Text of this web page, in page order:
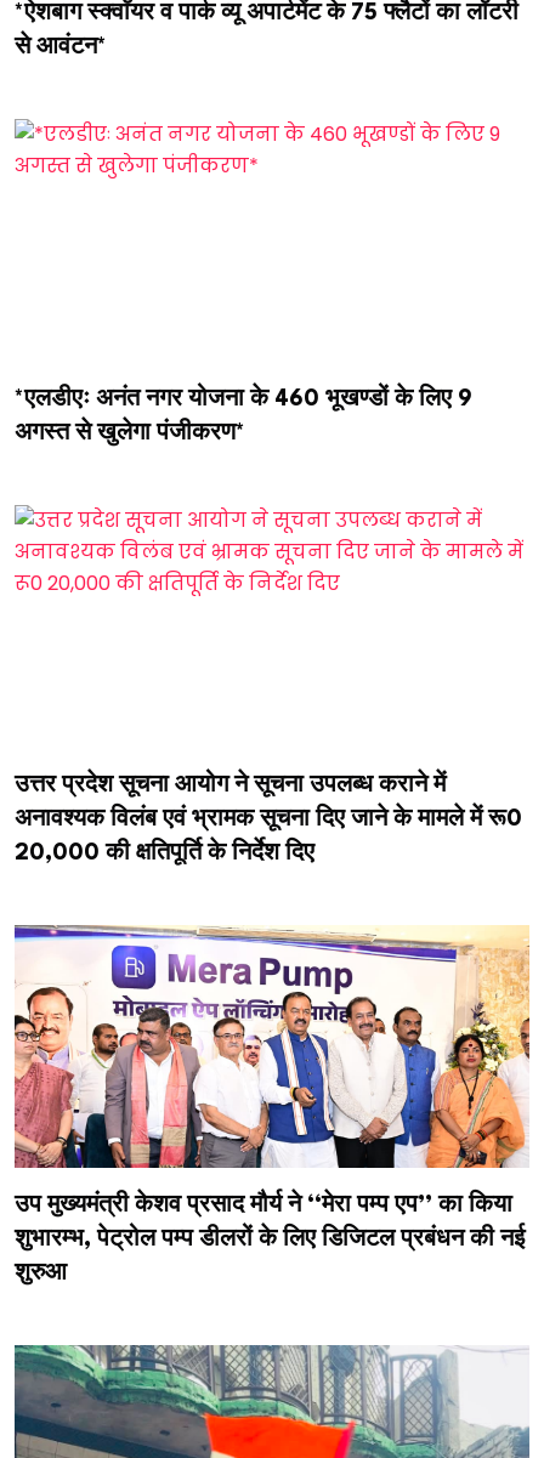
*ऐशबाग स्क्वाॅयर व पार्क व्यू अपार्टमेंट के 75 फ्लैटों का लॉटरी
से आवंटन*
*एलडीएः अनंत नगर योजना के 460 भूखण्डों के लिए 9
अगस्त से खुलेगा पंजीकरण*
उत्तर प्रदेश सूचना आयोग ने सूचना उपलब्ध कराने में
अनावश्यक विलंब एवं भ्रामक सूचना दिए जाने के मामले में रू0
20,000 की क्षतिपूर्ति के निर्देश दिए
उप मुख्यमंत्री केशव प्रसाद मौर्य ने ‘‘मेरा पम्प एप’’ का किया
शुभारम्भ, पेट्रोल पम्प डीलरों के लिए डिजिटल प्रबंधन की नई
शुरुआ